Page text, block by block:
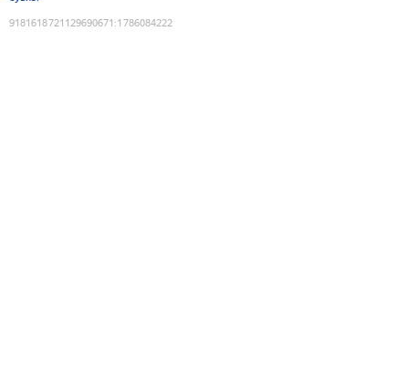
9181618721129690671 :1786084222